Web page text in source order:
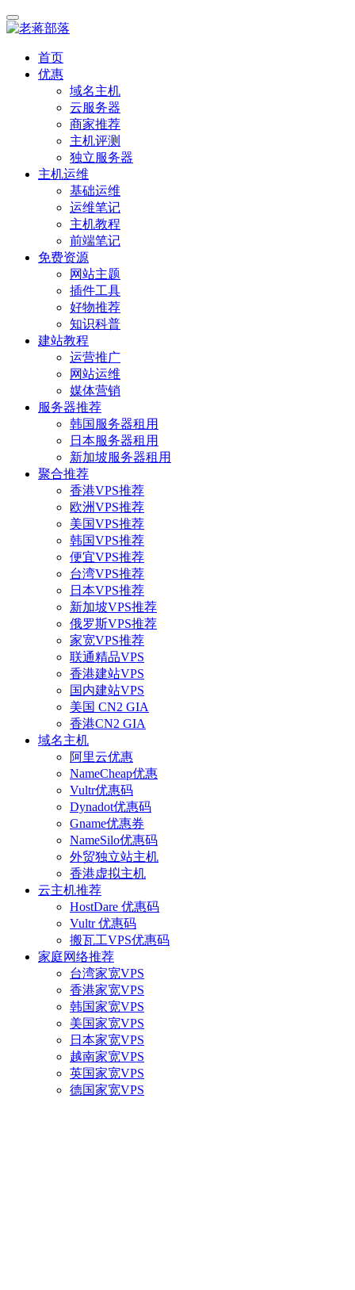
首页
优惠
域名主机
云服务器
商家推荐
主机评测
独立服务器
主机运维
基础运维
运维笔记
主机教程
前端笔记
免费资源
网站主题
插件工具
好物推荐
知识科普
建站教程
运营推广
网站运维
媒体营销
服务器推荐
韩国服务器租用
日本服务器租用
新加坡服务器租用
聚合推荐
香港VPS推荐
欧洲VPS推荐
美国VPS推荐
韩国VPS推荐
便宜VPS推荐
台湾VPS推荐
日本VPS推荐
新加坡VPS推荐
俄罗斯VPS推荐
家宽VPS推荐
联通精品VPS
香港建站VPS
国内建站VPS
美国 CN2 GIA
香港CN2 GIA
域名主机
阿里云优惠
NameCheap优惠
Vultr优惠码
Dynadot优惠码
Gname优惠券
NameSilo优惠码
外贸独立站主机
香港虚拟主机
云主机推荐
HostDare 优惠码
Vultr 优惠码
搬瓦工VPS优惠码
家庭网络推荐
台湾家宽VPS
香港家宽VPS
韩国家宽VPS
美国家宽VPS
日本家宽VPS
越南家宽VPS
英国家宽VPS
德国家宽VPS